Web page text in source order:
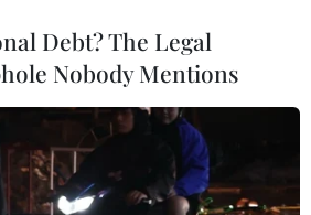
Debt? The Legal
Nobody Mentions